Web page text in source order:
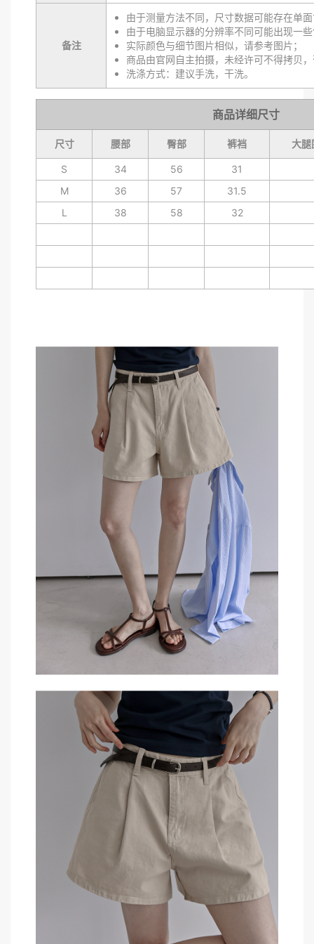
备注
由于测量方法不同，尺寸数据可能存在单
由于电脑显示器的分辨率不同可能出现一
实际颜色与细节图片相似，请参考图片；
商品由官网自主拍摄，未经许可不得拷贝
洗涤方式：建议手洗，干洗。
商品详细尺寸
尺寸 腰部 臀部 裤裆 大腿
S 34 56
31
M
36 57
31.5
L
38 58 32